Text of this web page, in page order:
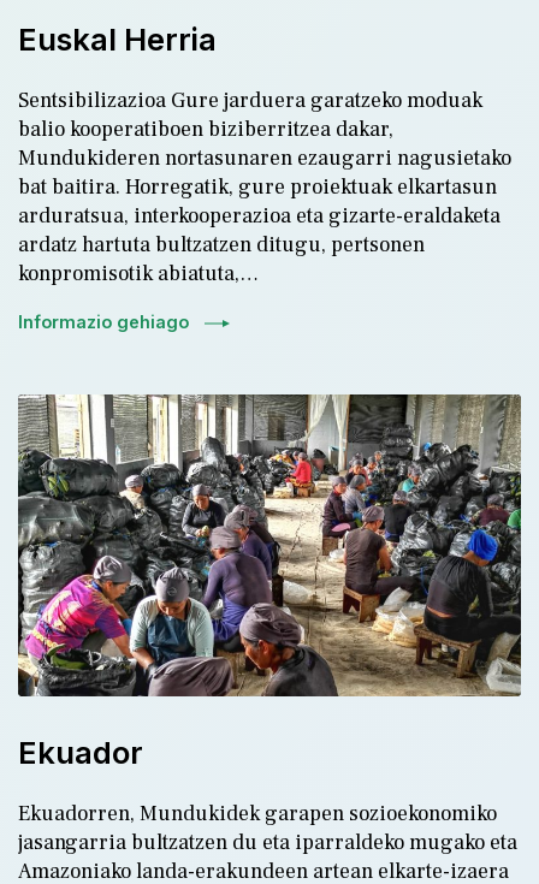
Euskal Herria
Sentsibilizazioa Gure jarduera garatzeko moduak
balio kooperatiboen biziberritzea dakar,
Mundukideren nortasunaren ezaugarri nagusietako
bat baitira. Horregatik, gure proiektuak elkartasun
arduratsua, interkooperazioa eta gizarte-eraldaketa
ardatz hartuta bultzatzen ditugu, pertsonen
konpromisotik abiatuta,…
Informazio gehiago
Ekuador
Ekuadorren, Mundukidek garapen sozioekonomiko
jasangarria bultzatzen du eta iparraldeko mugako eta
Amazoniako landa-erakundeen artean elkarte-izaera